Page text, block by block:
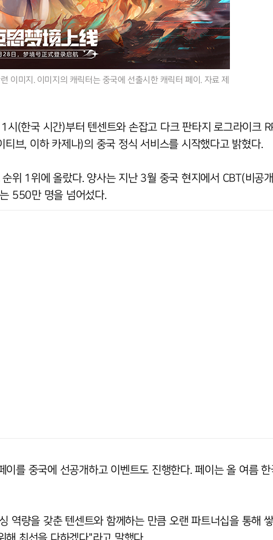
이미지. 이미지의 캐릭터는 중국에 선출시한 캐릭터 페이. 자료 제
(한국 시간)부터 텐센트와 손잡고 다크 판타지 로그라이크
브, 이하 카제나)의 중국 정식 서비스를 시작했다고 밝혔다.
위 1위에 올랐다. 양사는 지난 3월 중국 현지에서 CBT(비공
550만 명을 넘어섰다.
를 중국에 선공개하고 이벤트도 진행한다. 페이는 올 여름 한
역량을 갖춘 텐센트와 함께하는 만큼 오랜 파트너십을 통해